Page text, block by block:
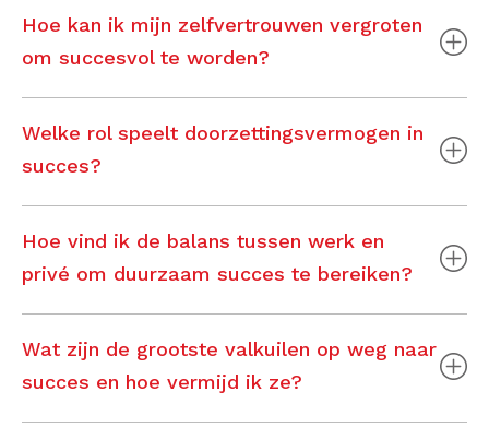
Hoe kan ik mijn zelfvertrouwen vergroten
om succesvol te worden?
Welke rol speelt doorzettingsvermogen in
succes?
Hoe vind ik de balans tussen werk en
privé om duurzaam succes te bereiken?
Wat zijn de grootste valkuilen op weg naar
succes en hoe vermijd ik ze?